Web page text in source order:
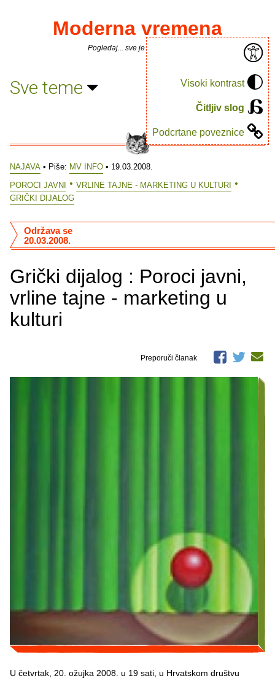
Visoki kontrast
Čitljiv slog
Podcrtane poveznice
Moderna vremena
Pogledaj... sve je puno knjiga.
Sve teme
NAJAVA • Piše: MV INFO • 19.03.2008.
POROCI JAVNI
VRLINE TAJNE - MARKETING U KULTURI
GRIČKI DIJALOG
Grički dijalog : Poroci javni,
vrline tajne - marketing u
kulturi
Održava se
20.03.2008.
Preporuči članak
U četvrtak, 20. ožujka 2008. u 19 sati, u Hrvatskom društvu